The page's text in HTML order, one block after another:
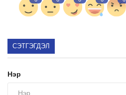
Бодлого төлөвлөлт
СЭТГЭГДЭЛ
Нэр